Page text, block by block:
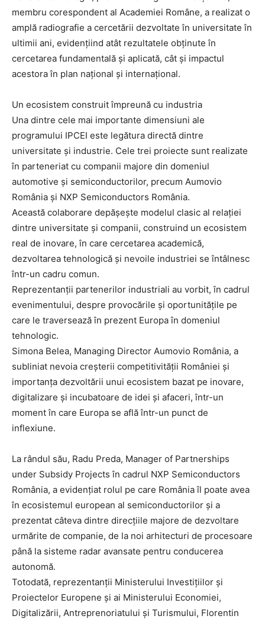
membru corespondent al Academiei Române, a realizat o
amplă radiografie a cercetării dezvoltate în universitate în
ultimii ani, evidențiind atât rezultatele obținute în
cercetarea fundamentală și aplicată, cât și impactul
acestora în plan național și internațional.
Un ecosistem construit împreună cu industria
Una dintre cele mai importante dimensiuni ale
programului IPCEI este legătura directă dintre
universitate și industrie. Cele trei proiecte sunt realizate
în parteneriat cu companii majore din domeniul
automotive și semiconductorilor, precum Aumovio
România și NXP Semiconductors România.
Această colaborare depășește modelul clasic al relației
dintre universitate și companii, construind un ecosistem
real de inovare, în care cercetarea academică,
dezvoltarea tehnologică și nevoile industriei se întâlnesc
într-un cadru comun.
Reprezentanții partenerilor industriali au vorbit, în cadrul
evenimentului, despre provocările și oportunitățile pe
care le traversează în prezent Europa în domeniul
tehnologic.
Simona Belea, Managing Director Aumovio România, a
subliniat nevoia creșterii competitivității României și
importanța dezvoltării unui ecosistem bazat pe inovare,
digitalizare și incubatoare de idei și afaceri, într-un
moment în care Europa se află într-un punct de
inflexiune.
La rândul său, Radu Preda, Manager of Partnerships
under Subsidy Projects în cadrul NXP Semiconductors
România, a evidențiat rolul pe care România îl poate avea
în ecosistemul european al semiconductorilor și a
prezentat câteva dintre direcțiile majore de dezvoltare
urmărite de companie, de la noi arhitecturi de procesoare
până la sisteme radar avansate pentru conducerea
autonomă.
Totodată, reprezentanții Ministerului Investițiilor și
Proiectelor Europene și ai Ministerului Economiei,
Digitalizării, Antreprenoriatului și Turismului, Florentin